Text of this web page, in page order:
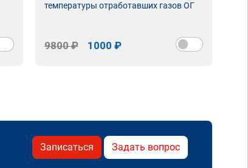
температуры отработавших газов ОГ
9800 ₽ 1000 ₽
Записаться Задать вопрос